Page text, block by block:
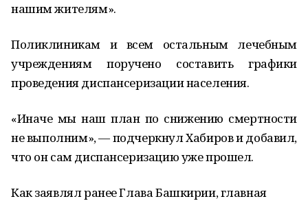
нашим жителям».
Поликлиникам и всем остальным лечебным
учреждениям поручено составить графики
проведения диспансеризации населения.
«Иначе мы наш план по снижению смертности
не выполним», — подчеркнул Хабиров и добавил,
что он сам диспансеризацию уже прошел.
Как заявлял ранее Глава Башкирии, главная